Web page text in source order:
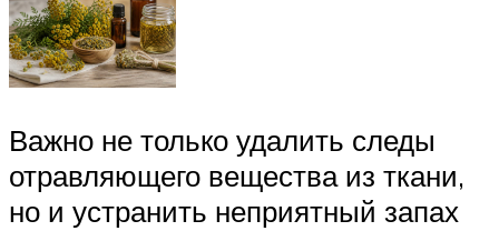
Важно не только удалить следы
отравляющего вещества из ткани,
но и устранить неприятный запах